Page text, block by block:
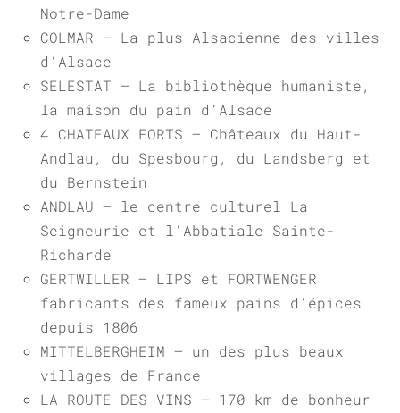
Notre-Dame
COLMAR – La plus Alsacienne des villes
d’Alsace
SELESTAT – La bibliothèque humaniste,
la maison du pain d’Alsace
4 CHATEAUX FORTS – Châteaux du Haut-
Andlau, du Spesbourg, du Landsberg et
du Bernstein
ANDLAU – le centre culturel La
Seigneurie et l’Abbatiale Sainte-
Richarde
GERTWILLER – LIPS et FORTWENGER
fabricants des fameux pains d’épices
depuis 1806
MITTELBERGHEIM – un des plus beaux
villages de France
LA ROUTE DES VINS – 170 km de bonheur